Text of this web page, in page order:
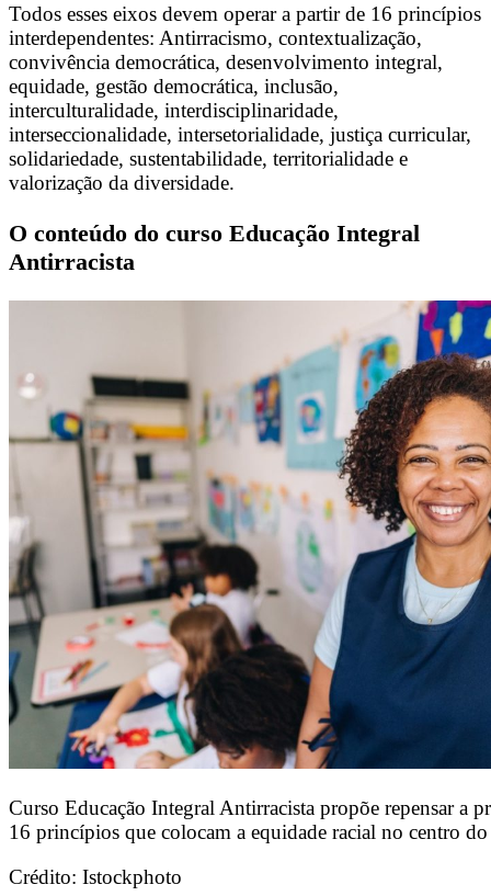
Todos esses eixos devem operar a partir de 16 princípios
interdependentes: Antirracismo, contextualização,
convivência democrática, desenvolvimento integral,
equidade, gestão democrática, inclusão,
interculturalidade, interdisciplinaridade,
interseccionalidade, intersetorialidade, justiça curricular,
solidariedade, sustentabilidade, territorialidade e
valorização da diversidade.
O conteúdo do curso Educação Integral
Antirracista
Curso Educação Integral Antirracista propõe repensar a
16 princípios que colocam a equidade racial no centro
Crédito: Istockphoto